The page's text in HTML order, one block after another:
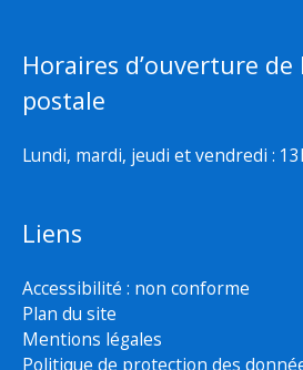
Horaires d’ouverture de
postale
Lundi, mardi, jeudi et vendredi :
Liens
Accessibilité : non conforme
Plan du site
Mentions légales
Politique de protection des